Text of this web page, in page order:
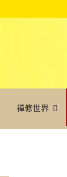
禪修世界